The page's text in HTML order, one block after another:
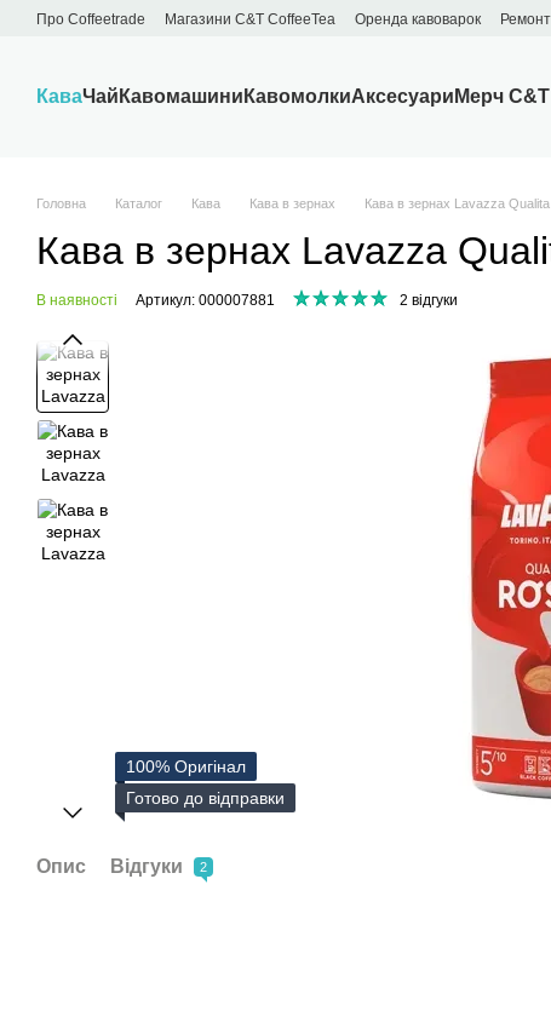
Перейти до основного контенту
Про Сoffeetrade Магазини C&T CoffeeTea Оренда кавоварок
КаваЧай Кавомашини КавомолкиАксесуари Мерч C&T
Головна Каталог Кава Кава в зернах Кава в зернах Lavazza
Кава в зернах Lavazza
В наявності Артикул: 000007881 2 відгуки
100% Оригінал
Готово до відправки
Опис Відгуки 2